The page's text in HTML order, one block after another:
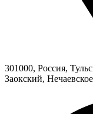
301000, Россия,
Заокский,